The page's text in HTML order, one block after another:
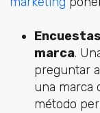
marca.
preguntar
una marca
método